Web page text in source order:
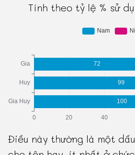
Tính theo tỷ lệ % sử
Điều này thường là một